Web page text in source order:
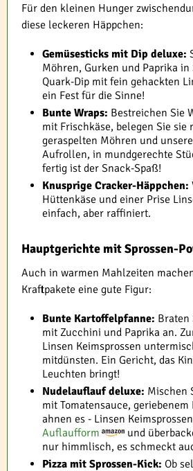
Für den kleinen Hunger
diese leckeren Häppchen:
Gemüsesticks mit Dip deluxe:
Möhren, Gurken und Paprika
Quark-Dip mit fein gehackten
ein Fest für die Sinne!
Bunte Wraps: Bestreichen Sie
mit Frischkäse, belegen Sie
geraspelten Möhren und
Aufrollen, in mundgerechte
fertig ist der Snack-Spaß!
Knusprige Cracker-Häppchen:
Hüttenkäse und einer Prise
einfach, aber raffiniert.
Hauptgerichte mit Sprossen-
Auch in warmen Mahlzeiten
Kraftpakete eine gute Figur:
Bunte Kartoffelpfanne: Braten
mit Zucchini und Paprika an.
Linsen Keimsprossen
mitdünsten. Ein Gericht, das
Leuchten bringt!
Nudelauflauf deluxe: Mischen
mit Tomatensauce, geriebenem
ahnen es - Linsen
Auflaufform
und
nur himmlisch, es schmeckt
Pizza mit Sprossen-Kick: Ob